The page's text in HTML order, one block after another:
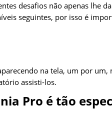
desafios não apenas lhe
seguintes, por isso é
na tela, um por
assisti-los.
Pro é tão